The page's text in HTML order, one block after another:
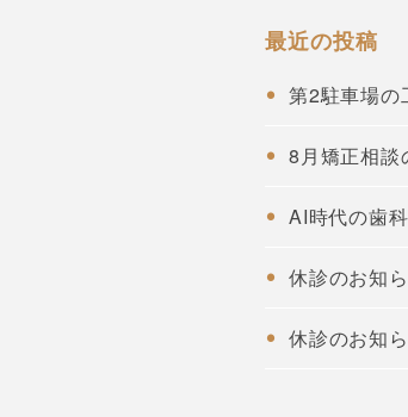
最近の投稿
第2駐車場の
8月矯正相談
AI時代の歯
休診のお知
休診のお知